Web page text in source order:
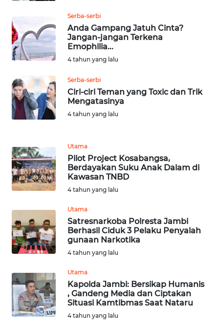
Serba-serbi
Anda Gampang Jatuh Cinta?
Jangan-jangan Terkena
Emophilia...
4 tahun yang lalu
Serba-serbi
Ciri-ciri Teman yang Toxic dan Trik
Mengatasinya
4 tahun yang lalu
Utama
Pilot Project Kosabangsa,
Berdayakan Suku Anak Dalam di
Kawasan TNBD
4 tahun yang lalu
Utama
Satresnarkoba Polresta Jambi
Berhasil Ciduk 3 Pelaku Penyalah
gunaan Narkotika
4 tahun yang lalu
Utama
Kapolda Jambi: Bersikap Humanis
, Gandeng Media dan Ciptakan
Situasi Kamtibmas Saat Nataru
4 tahun yang lalu
WN
MALUT
WN
DAIRI
WN
WN
NIAS
WN
TAPANULI
WN
TANJUNG
LESUNG